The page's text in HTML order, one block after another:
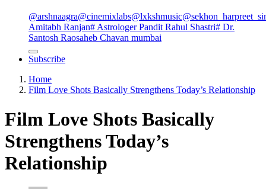
@arshnaagra@cinemixlabs@lxkshmusic
Amitabh Ranjan# Astrologer Pandit Rahul Shastri# Dr.
Santosh Raosaheb Chavan mumbai
Subscribe
Home
Film Love Shots Basically Strengthens Today’s Relationship
Film Love Shots Basically
Strengthens Today’s
Relationship